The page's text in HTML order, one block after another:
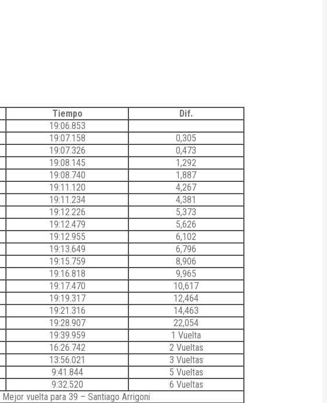
Tiempo
Dif.
19:06.853
19:07.158
0,305
19:07.326
0,473
19:08.145
1,292
19:08.740
1,887
19:11.120
4,267
19:11.234
4,381
19:12.226
5,373
19:12.479
5,626
19:12.955
6,102
19:13.649
6,796
19:15.759
8,906
19:16.818
9,965
19:17.470
10,617
19:19.317
12,464
19:21.316
14,463
19:28.907
22,054
19:39.959
1 Vuelta
16:26.742
2 Vueltas
13:56.021
3 Vueltas
9:41.844
5 Vueltas
9:32.520
6 Vueltas
vuelta para 39 – Santiago Arrigoni